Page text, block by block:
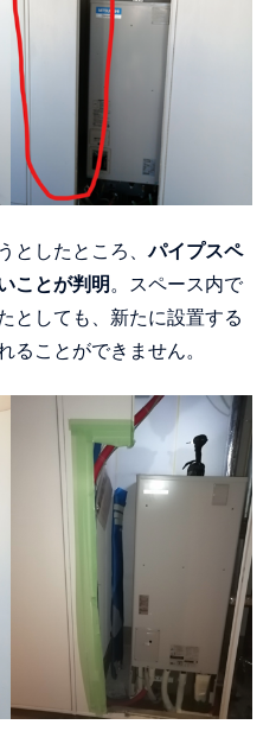
としたところ、 パイプスペ
ことが判明 。スペース内で
としても、新たに設置する
ることができません。